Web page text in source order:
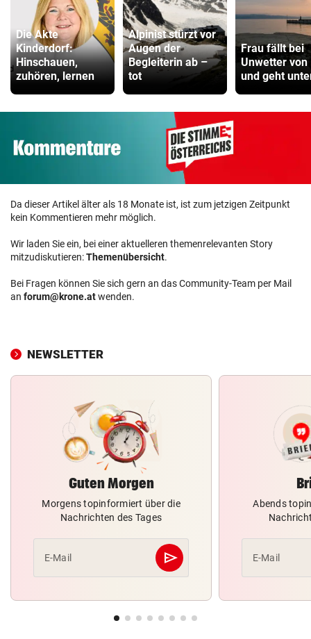
Die Akte
Kinderdorf:
Hinschauen,
zuhören, lernen
Alpinist stürzt vor
Augen der
Begleiterin ab –
tot
Frau fällt bei
Unwetter von
und geht
Da dieser Artikel älter als 18 Monate ist, ist zum jetzigen Zeitpunkt
kein Kommentieren mehr möglich.
Wir laden Sie ein, bei einer aktuelleren themenrelevanten Story
mitzudiskutieren:Themenübersicht.
Bei Fragen können Sie sich gern an das Community-Team per Mail
an forum@krone.atwenden.
NEWSLETTER
Guten Morgen
Morgens topinformiert über die
Nachrichten des Tages
E-Mail send
Abschicken
Abends
E-Mail